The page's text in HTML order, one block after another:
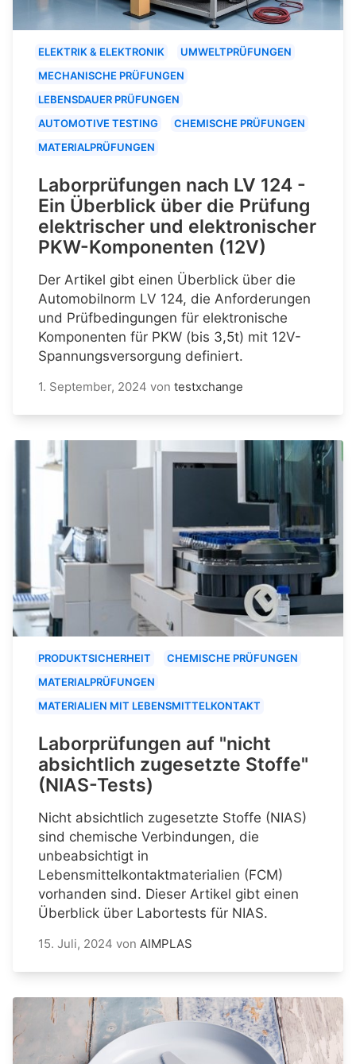
ELEKTRIK & ELEKTRONIK
UMWELTPRÜFUNGEN
MECHANISCHE PRÜFUNGEN
LEBENSDAUER PRÜFUNGEN
AUTOMOTIVE TESTING
CHEMISCHE PRÜFUNGEN
MATERIALPRÜFUNGEN
Laborprüfungen nach LV 124 -
Ein Überblick über die Prüfung
elektrischer und elektronischer
PKW-Komponenten (12V)
Der Artikel gibt einen Überblick über die
Automobilnorm LV 124, die Anforderungen
und Prüfbedingungen für elektronische
Komponenten für PKW (bis 3,5t) mit 12V-
Spannungsversorgung definiert.
1. September, 2024 von testxchange
PRODUKTSICHERHEIT
CHEMISCHE PRÜFUNGEN
MATERIALPRÜFUNGEN
MATERIALIEN MIT LEBENSMITTELKONTAKT
Laborprüfungen auf "nicht
absichtlich zugesetzte Stoffe"
(NIAS-Tests)
Nicht absichtlich zugesetzte Stoffe (NIAS)
sind chemische Verbindungen, die
unbeabsichtigt in
Lebensmittelkontaktmaterialien (FCM)
vorhanden sind. Dieser Artikel gibt einen
Überblick über Labortests für NIAS.
15. Juli, 2024 von AIMPLAS